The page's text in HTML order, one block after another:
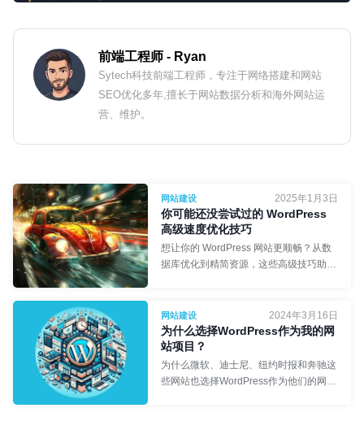
前端工程师 - Ryan
Sytech科技前端工程师，专注于网络搭建和网站
SEO优化多年,擅长于网站数据分析和海外网站运
营、维护。
2025年1月3日
网站建设
你可能还没尝试过的 WordPress
高级速度优化技巧
想让你的 WordPress 网站更顺畅？从数
据库优化到精简资源，这些高级技巧助你
Synergy首席执行官- Rémi
2024年3月16日
网站建设
为什么选择WordPress作为我的网
站项目？
为什么微软、迪士尼、纽约时报和奔驰这
些网站也选择WordPress作为他们的网站